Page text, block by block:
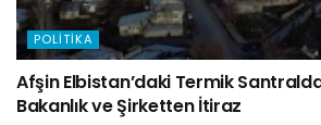
POLITIKA
Afşin Elbistan’daki Termik
Bakanlık ve Şirketten İtiraz